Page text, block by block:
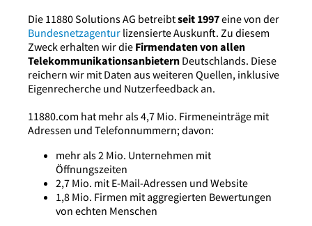
Die 11880 Solutions AG betreibtseit 1997eine von der
Bundesnetzagentur lizensierte Auskunft. Zu diesem
Zweck erhalten wir die Firmendaten von allen
Telekommunikationsanbietern Deutschlands. Diese
reichern wir mit Daten aus weiteren Quellen, inklusive
Eigenrecherche und Nutzerfeedback an.
11880.com hat mehr als 4,7 Mio. Firmeneinträge mit
Adressen und Telefonnummern; davon:
mehr als 2 Mio. Unternehmen mit
Öffnungszeiten
2,7 Mio. mit E-Mail-Adressen und Website
1,8 Mio. Firmen mit aggregierten Bewertungen
von echten Menschen